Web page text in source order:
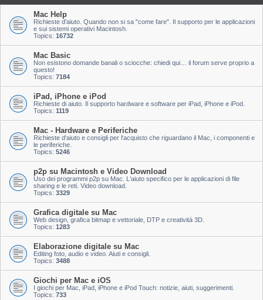
Mac Help
Richieste d'aiuto. Quando non si sa "come fare". Il supporto per le applicazioni
e sui sistemi operativi Macintosh.
Topics: 16732
Mac Basic
Non esistono domande banali o sciocche: chiedi qui… il forum serve proprio a
questo!
Topics: 7184
iPad, iPhone e iPod
Richieste di aiuto. Il supporto hardware e software per iPad, iPhone e iPod.
Topics: 1119
Mac - Hardware e Periferiche
Richieste d'aiuto e consigli per l'acquisto che riguardano il Mac, i componenti e
le periferiche.
Topics: 5246
p2p su Macintosh e Video Download
Uso dei programmi p2p su Mac. L'aiuto specifico per le applicazioni di file
sharing e le reti. Video download.
Topics: 3329
Grafica digitale su Mac
Web design, grafica bitmap e vettoriale, DTP e creatività 3D.
Topics: 1283
Elaborazione digitale su Mac
Editing foto, audio e video. Aiuti e consigli.
Topics: 3488
Giochi per Mac e iOS
I giochi per Mac, iPad, iPhone e iPod Touch: notizie, aiuti, suggerimenti.
Topics: 733